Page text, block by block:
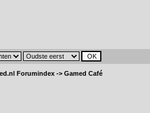
Forumindex -> Gamed Café